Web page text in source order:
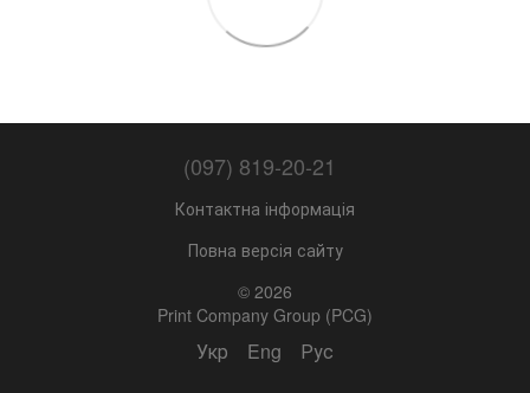
(097) 819-20-21
Контактна інформація
Повна версія сайту
© 2026
Print Company Group (PCG)
Укр Eng Рус